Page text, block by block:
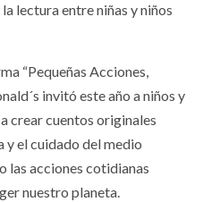
lectura entre niñas y niños
“Pequeñas Acciones,
invitó este año a niños y
crear cuentos originales
y el cuidado del medio
las acciones cotidianas
nuestro planeta.